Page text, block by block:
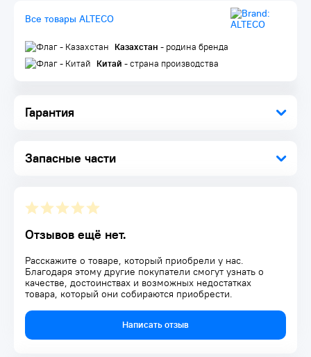
Гарантия
Запасные части
качестве источника электроэнергии для других целей
благодаря наличию выходов напряжением
400В/230В.Номинальная выходная мощность генератора
составляет 25 кВт, что означает, что он способен
вырабатывать до 25 киловатт электроэнергии в течение
определенного времени. Такой сварочный агрегат позволяет
Все товары ALTECO
Казахстан - родина бренда
Китай - страна производства
Отзывов ещё нет.
Расскажите о товаре, который приобрели у нас.
Благодаря этому другие покупатели смогут узнать о
качестве, достоинствах и возможных недостатках
товара, который они собираются приобрести.
Написать отзыв